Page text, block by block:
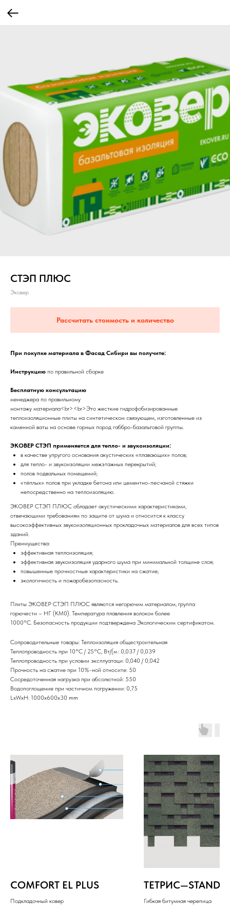
СТЭП ПЛЮС
Эковер
Рассчитать стоимость и количество
При покупке материала в Фасад Сибири вы получите:
Инструкцию по правильной сборке
Бесплатную консультацию
менеджера по правильному
монтажу материала<br><br>Это жесткие гидрофобизированные
теплоизоляционные плиты на синтетическом связующем, изготовленные из
каменной ваты на основе горных пород габбро-базальтовой группы.
ЭКОВЕР СТЭП применяется для тепло- и звукоизоляции:
в качестве упругого основания акустических «плавающих» полов;
для тепло- и звукоизоляции межэтажных перекрытий;
полов подвальных помещений;
«тёплых» полов при укладке бетона или цементно-песчаной стяжки
непосредственно на теплоизоляцию.
ЭКОВЕР СТЭП ПЛЮС обладает акустическими характеристиками,
отвечающими требованиям по защите от шума и относится к классу
высокоэффективных звукоизоляционных прокладочных материалов для всех типов
зданий.
Преимущества:
эффективная теплоизоляция;
эффективная звукоизоляция ударного шума при минимальной толщине слоя;
повышенные прочностные характеристики на сжатие;
экологичность и пожаробезопасность.
Плиты ЭКОВЕР СТЭП ПЛЮС являются негорючим материалом, группа
горючести – НГ (КМ0). Температура плавления волокон более
1000°С. Безопасность продукции подтверждена Экологическим сертификатом.
Сопроводительные товары: Теплоизоляция общестроительная
Теплопроводность при 10°С / 25°С, Вт/(м·: 0,037 / 0,039
Теплопроводность при условии эксплуатаци: 0,040 / 0,042
Прочность на сжатие при 10%-ной относите: 50
Сосредоточенная нагрузка при абсолютной: 550
Водопоглощение при частичном погружении: 0,75
LxWxH: 1000x600x30 mm
COMFORT EL PLUS
Подкладочный ковер Гибкая битумная черепица